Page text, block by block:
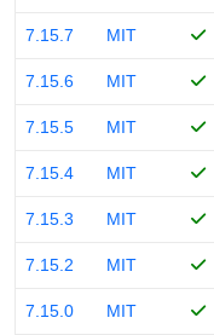
7.15.7 MIT
7.15.6 MIT
7.15.5 MIT
7.15.4 MIT
7.15.3 MIT
7.15.2 MIT
7.15.0 MIT